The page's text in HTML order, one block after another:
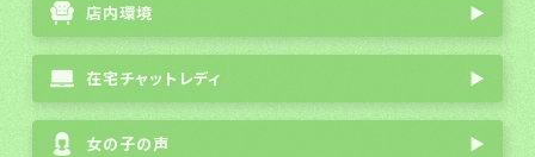
店内環境 ▶
在宅チャットレディ ▶
女の子の声 ▶